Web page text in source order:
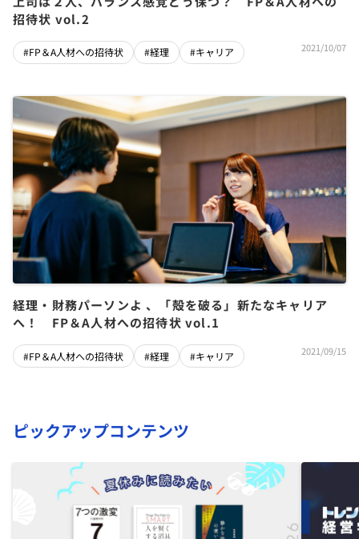
招待状 vol.2
#FP＆A人材への招待状 #経理 #キャリア 2021/10/07
経理・財務パーソンよ 、「殻を破る」新たなキャリア
へ！ FP＆A人材への招待状 vol.1
#FP＆A人材への招待状 #経理 #キャリア 2021/09/15
ピックアップコンテンツ